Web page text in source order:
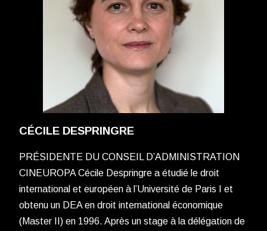
CÉCILE DESPRINGRE
PRÉSIDENTE DU CONSEIL D’ADMINISTRATION
CINEUROPA Cécile Despringre a étudié le droit
international et européen à l’Université de Paris I et
obtenu un DEA en droit international économique
(Master II) en 1996. Après un stage à la délégation de